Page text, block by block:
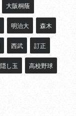
大阪桐蔭
明治大 森木
西武 訂正
隠し玉 高校野球